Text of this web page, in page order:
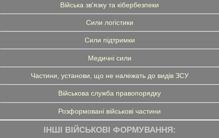
Війська зв'язку та кібербезпеки
Сили логістики
Сили підтримки
Медичні сили
Частини, установи, що не належать до видів ЗСУ
Військова служба правопорядку
Розформовані військові частини
ІНШІ ВІЙСЬКОВІ ФОРМУВАННЯ: